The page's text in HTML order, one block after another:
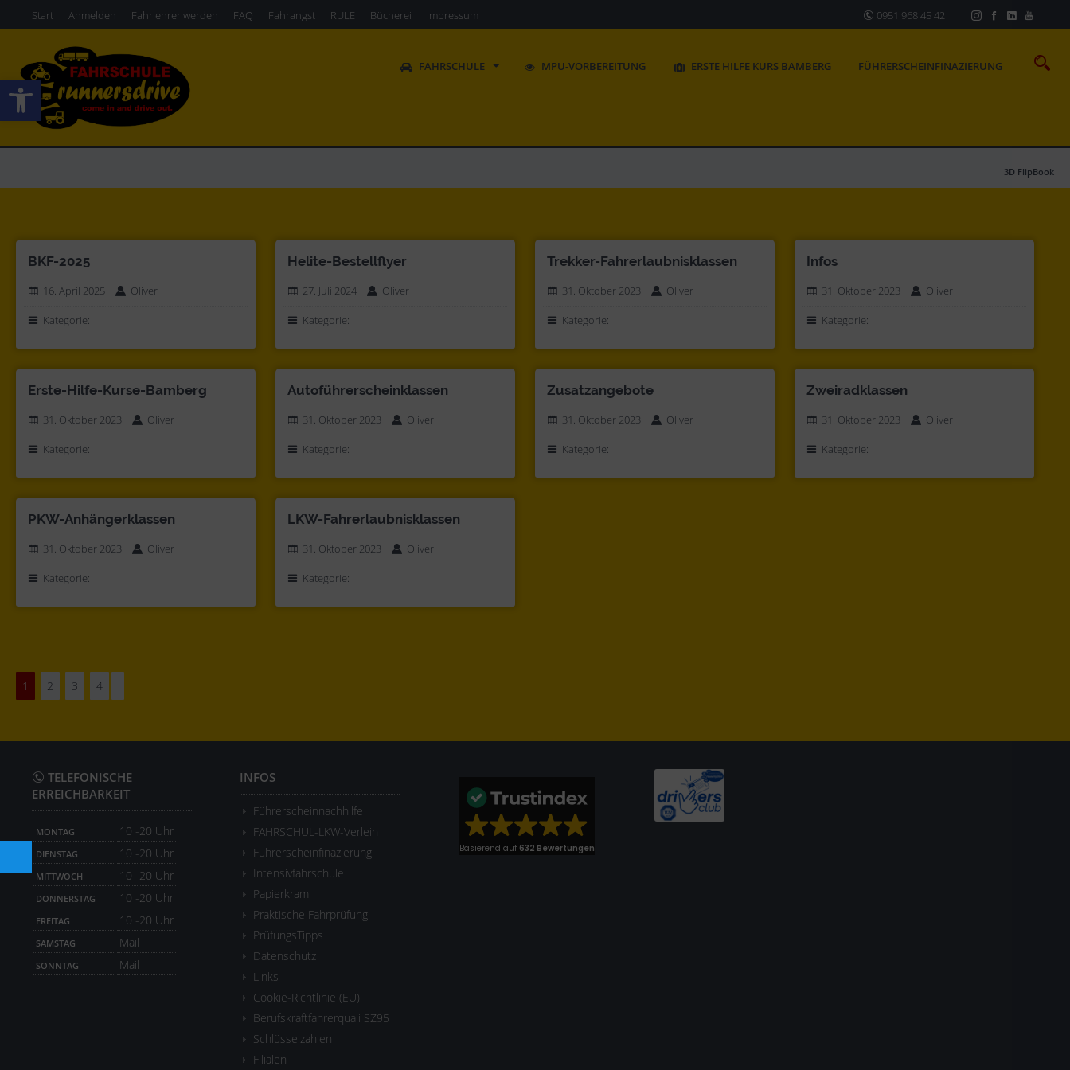
Werkzeugleiste öffnen
Start Anmelden Fahrlehrer werden FAQ Fahrangst RULE Bücherei Impressum 0951.968 45 42
FAHRSCHULE MPU-VORBEREITUNG ERSTE HILFE KURS BAMBERG FÜHRERSCHEINFINAZIERUNG
3D FlipBook
BKF-2025
16. April 2025 Oliver
Kategorie:
Helite-Bestellflyer
27. Juli 2024 Oliver
Kategorie:
Trekker-Fahrerlaubnisklassen
31. Oktober 2023 Oliver
Kategorie:
Infos
31. Oktober 2023 Oliver
Kategorie:
Erste-Hilfe-Kurse-Bamberg
31. Oktober 2023 Oliver
Kategorie:
Autoführerscheinklassen
31. Oktober 2023 Oliver
Kategorie:
Zusatzangebote
31. Oktober 2023 Oliver
Kategorie:
Zweiradklassen
31. Oktober 2023 Oliver
Kategorie:
PKW-Anhängerklassen
31. Oktober 2023 Oliver
Kategorie:
LKW-Fahrerlaubnisklassen
31. Oktober 2023 Oliver
Kategorie:
1 2 3 4
TELEFONISCHE
ERREICHBARKEIT
MONTAG 10 -20 Uhr
DIENSTAG 10 -20 Uhr
MITTWOCH 10 -20 Uhr
DONNERSTAG 10 -20 Uhr
FREITAG 10 -20 Uhr
SAMSTAG Mail
SONNTAG Mail
INFOS
Führerscheinnachhilfe
FAHRSCHUL-LKW-Verleih
Führerscheinfinazierung
Intensivfahrschule
Papierkram
Praktische Fahrprüfung
PrüfungsTipps
Datenschutz
Links
Cookie-Richtlinie (EU)
Berufskraftfahrerquali SZ95
Schlüsselzahlen
Filialen
Basierend auf 632 Bewertungen